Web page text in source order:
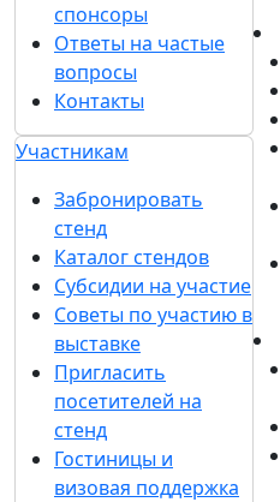
спонсоры
Ответы на частые
вопросы
Контакты
Участникам
Забронировать
стенд
Каталог стендов
Субсидии на участие
Советы по участию в
выставке
Пригласить
посетителей на
стенд
Гостиницы и
визовая поддержка